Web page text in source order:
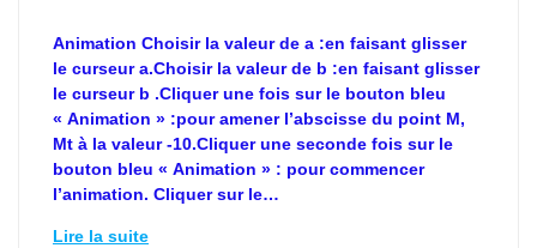
Animation Choisir la valeur de a :en faisant glisser
le curseur a.Choisir la valeur de b :en faisant glisser
le curseur b .Cliquer une fois sur le bouton bleu
« Animation » :pour amener l’abscisse du point M,
Mt à la valeur -10.Cliquer une seconde fois sur le
bouton bleu « Animation » : pour commencer
l’animation. Cliquer sur le…
Lire la suite